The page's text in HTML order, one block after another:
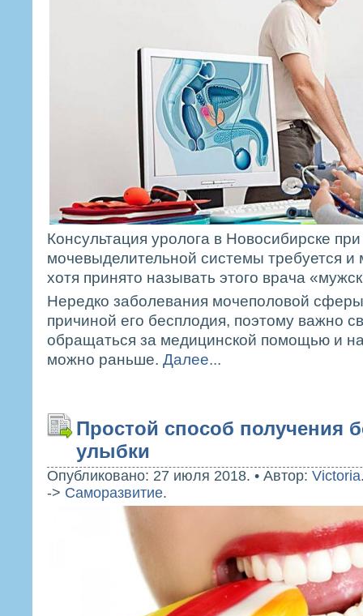
Консультация уролога в Новосибирске
мочевыделительной системы требуется
хотя принято называть этого врача
Нередко заболевания мочеполовой
причиной его бесплодия, поэтому важно
обращаться за медицинской помощью и
можно раньше. Далее...
Простой способ получения
улыбки
Опубликовано: 27 июля 2018. • Автор: Victoria
-> Саморазвитие.